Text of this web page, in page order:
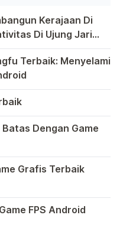
Kerajaan Di
Di Ujung Jari
telah menjadi bagian
Terbaik: Menyelami
pengalaman yang
dengan berbagai jenis
Dengan Game
ada satu genre
Grafis Terbaik
kita bermain game,
FPS Android